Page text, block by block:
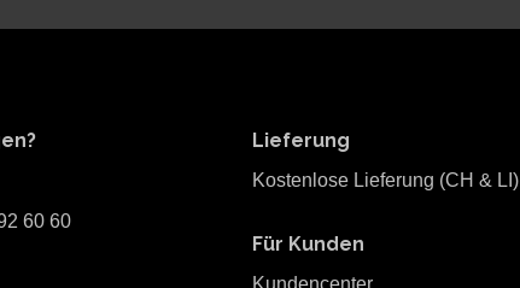
60 60
Lieferung
Kostenlose Lieferung (CH & LI)
Für Kunden
Kundencenter